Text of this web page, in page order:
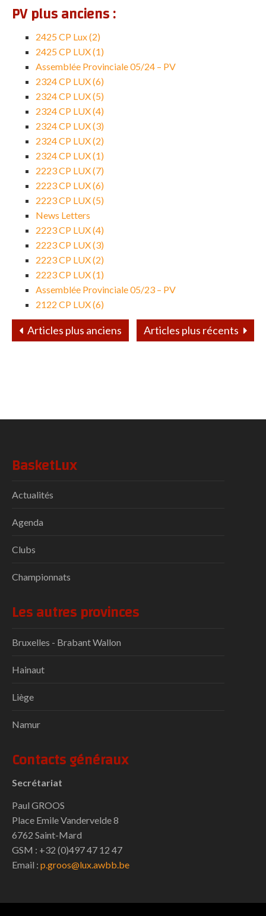
PV plus anciens :
2425 CP Lux (2)
2425 CP LUX (1)
Assemblée Provinciale 05/24 – PV
2324 CP LUX (6)
2324 CP LUX (5)
2324 CP LUX (4)
2324 CP LUX (3)
2324 CP LUX (2)
2324 CP LUX (1)
2223 CP LUX (7)
2223 CP LUX (6)
2223 CP LUX (5)
News Letters
2223 CP LUX (4)
2223 CP LUX (3)
2223 CP LUX (2)
2223 CP LUX (1)
Assemblée Provinciale 05/23 – PV
2122 CP LUX (6)
Articles plus anciens Articles plus récents
BasketLux
Actualités
Agenda
Clubs
Championnats
Les autres provinces
Bruxelles - Brabant Wallon
Hainaut
Liège
Namur
Contacts généraux
Secrétariat
Paul GROOS
Place Emile Vandervelde 8
6762 Saint-Mard
GSM : +32 (0)497 47 12 47
Email : p.groos@lux.awbb.be